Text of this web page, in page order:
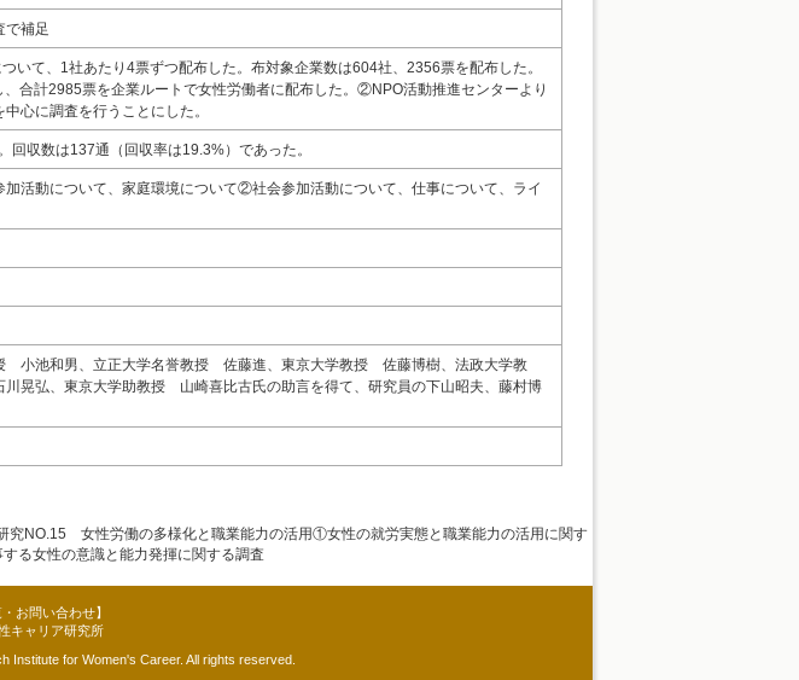
補足
て、1社あたり4票ずつ配布した。布対象企業数は604社、2356票を配布した。
合計2985票を企業ルートで女性労働者に配布した。②NPO活動推進センターより
心に調査を行うことにした。
収数は137通（回収率は19.3%）であった。
活動について、家庭環境について②社会参加活動について、仕事について、ライ
小池和男、立正大学名誉教授 佐藤進、東京大学教授 佐藤博樹、法政大学教
弘、東京大学助教授 山崎喜比古氏の助言を得て、研究員の下山昭夫、藤村博
究NO.15 女性労働の多様化と職業能力の活用①女性の就労実態と職業能力の活用に関す
る女性の意識と能力発揮に関する調査
お問い合わせ】
キャリア研究所
Institute for Women's Career. All rights reserved.